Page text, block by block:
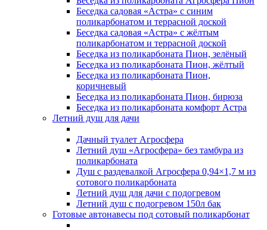
Беседка садовая «Астра» с синим
поликарбонатом и террасной доской
Беседка садовая «Астра» с жёлтым
поликарбонатом и террасной доской
Беседка из поликарбоната Пион, зелёный
Беседка из поликарбоната Пион, жёлтый
Беседка из поликарбоната Пион,
коричневый
Беседка из поликарбоната Пион, бирюза
Беседка из поликарбоната комфорт Астра
Летний душ для дачи
Дачный туалет Агросфера
Летний душ «Агросфера» без тамбура из
поликарбоната
Душ с раздевалкой Агросфера 0,94×1,7 м из
сотового поликарбоната
Летний душ для дачи с подогревом
Летний душ с подогревом 150л бак
Готовые автонавесы под сотовый поликарбонат